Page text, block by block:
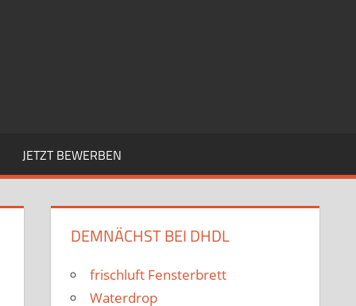
JETZT BEWERBEN
DEMNÄCHST BEI DHDL
frischluft Fensterbrett
Waterdrop